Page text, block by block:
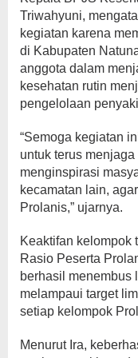
Triwahyuni,
kegiatan karena
di Kabupaten
anggota dalam
kesehatan rutin
pengelolaan
“Semoga kegiatan
untuk terus
menginspirasi
kecamatan lain,
Prolanis,” ujarnya.
Keaktifan kelompok
Rasio Peserta
berhasil menembus
melampaui target
setiap kelompok
Menurut Ira,